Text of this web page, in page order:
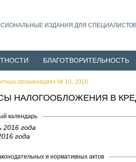
ИЗДАНИЯ ДЛЯ
БЛАГОТВОРИТЕЛЬНОСТЬ
организациях № 10, 2016
НАЛОГООБЛОЖЕНИЯ В
календарь
2016 года
года
и нормативных актов